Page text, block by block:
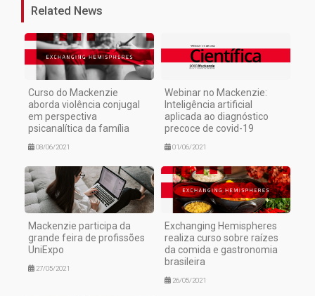
Related News
Curso do Mackenzie
aborda violência conjugal
em perspectiva
psicanalítica da família
08/06/2021
Webinar no Mackenzie:
Inteligência artificial
aplicada ao diagnóstico
precoce de covid-19
01/06/2021
Mackenzie participa da
grande feira de profissões
UniExpo
27/05/2021
Exchanging Hemispheres
realiza curso sobre raízes
da comida e gastronomia
brasileira
26/05/2021